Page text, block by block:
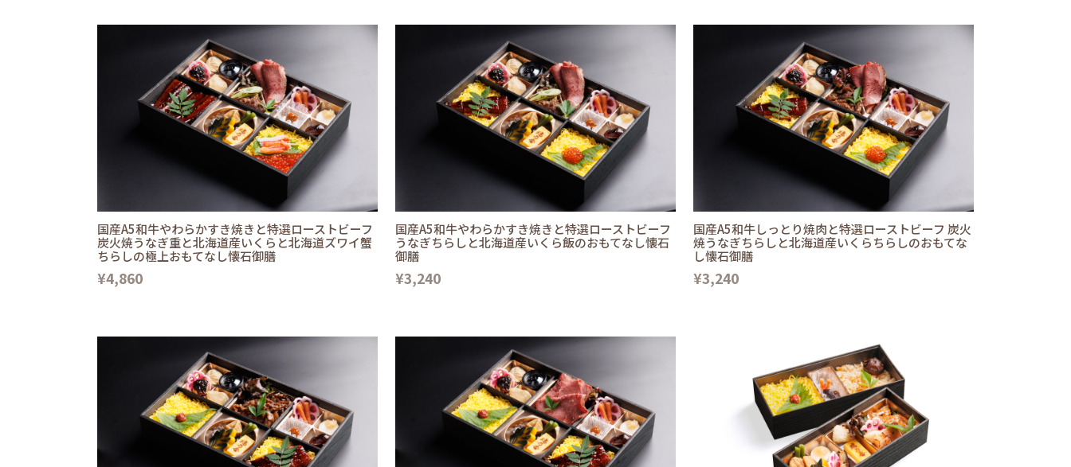
国産A5和牛やわらかすき焼きと特選ローストビーフ
炭火焼うなぎ重と北海道産いくらと北海道ズワイ蟹
ちらしの極上おもてなし懐石御膳
¥4,860
国産A5和牛やわらかすき焼きと特選ローストビーフ
うなぎちらしと北海道産いくら飯のおもてなし懐石
御膳
¥3,240
国産A5和牛しっとり焼肉と特選ローストビーフ 炭火
焼うなぎちらしと北海道産いくらちらしのおもてな
し懐石御膳
¥3,240